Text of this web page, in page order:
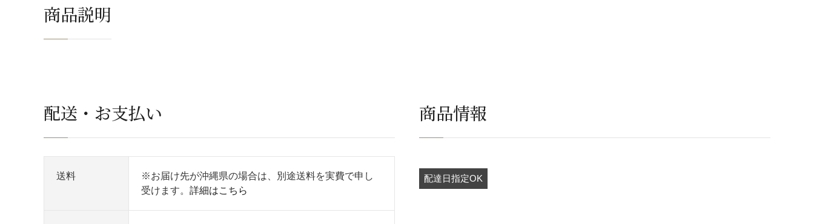
商品説明
配送・お支払い
送料
※お届け先が沖縄県の場合は、別途送料を実費で申し
受けます。 詳細はこちら
商品情報
配達日指定OK